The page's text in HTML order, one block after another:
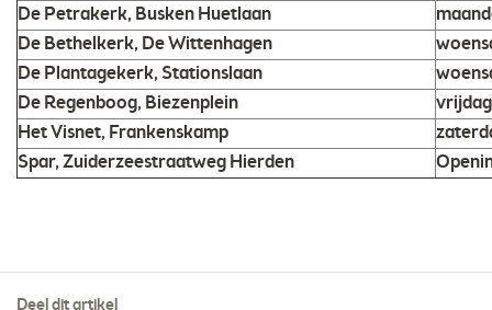
De Petrakerk, Busken Huetlaan
De Bethelkerk, De Wittenhagen
De Plantagekerk, Stationslaan
De Regenboog, Biezenplein
vrijdag
Het Visnet, Frankenskamp
Spar, Zuiderzeestraatweg Hierden